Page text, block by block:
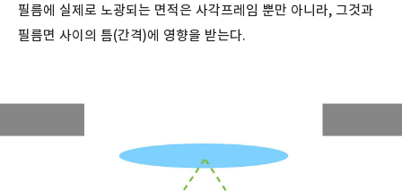
필름에 실제로 노광되는 면적은 사각프레임 뿐만 아니라, 그것과
필름면 사이의 틈(간격)에 영향을 받는다.